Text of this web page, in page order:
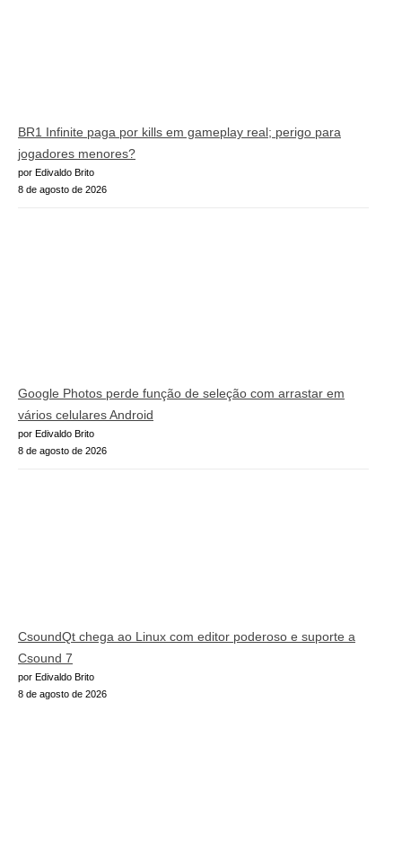
BR1 Infinite paga por kills em gameplay real; perigo para
jogadores menores?
por Edivaldo Brito
8 de agosto de 2026
Google Photos perde função de seleção com arrastar em
vários celulares Android
por Edivaldo Brito
8 de agosto de 2026
CsoundQt chega ao Linux com editor poderoso e suporte a
Csound 7
por Edivaldo Brito
8 de agosto de 2026